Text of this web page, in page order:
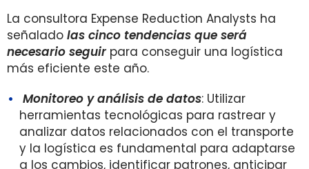
La consultora Expense Reduction Analysts ha
señalado las cinco tendencias que será
necesario seguirpara conseguir una logística
más eficiente este año.
Monitoreo y análisis de datos: Utilizar
herramientas tecnológicas para rastrear y
analizar datos relacionados con el transporte
y la logística es fundamental para adaptarse
a los cambios, identificar patrones, anticipar